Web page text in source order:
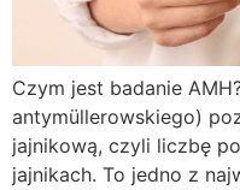
Czym jest badanie
antymüllerowskiego)
jajnikową, czyli liczbę
jajnikach. To jedno z